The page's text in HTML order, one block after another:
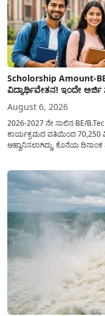
Scholorship Amount-
ವಿದ್ಯಾರ್ಥಿವೇತನ! ಇಂದೇ ಅರ್ಜಿ
August 6, 2026
2026-2027 ನೇ ಸಾಲಿನ BE/
ಕಾರ್ಯಕ್ರಮದ ವತಿಯಿಂದ 70,250
ಆಹ್ವಾನಿಸಲಾಗಿದ್ದು, ಕೊನೆಯ
ಜಾರಿಗೆ...